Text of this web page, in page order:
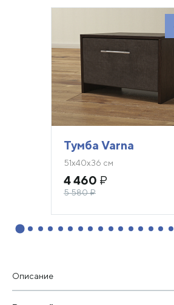
Тумба Varna
51х40х36 см
4 460 ₽
5 580₽
Описание